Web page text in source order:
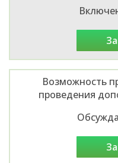
Возможность
проведения